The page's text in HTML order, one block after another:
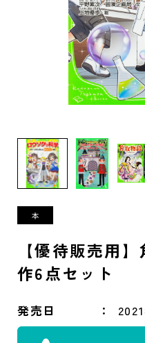
【優待販売用
作6点セット
発売日